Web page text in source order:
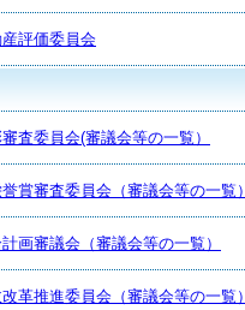
評価委員会
査委員会(審議会等の一覧）
賞審査委員会（審議会等の一覧）
画審議会（審議会等の一覧）
革推進委員会（審議会等の一覧）